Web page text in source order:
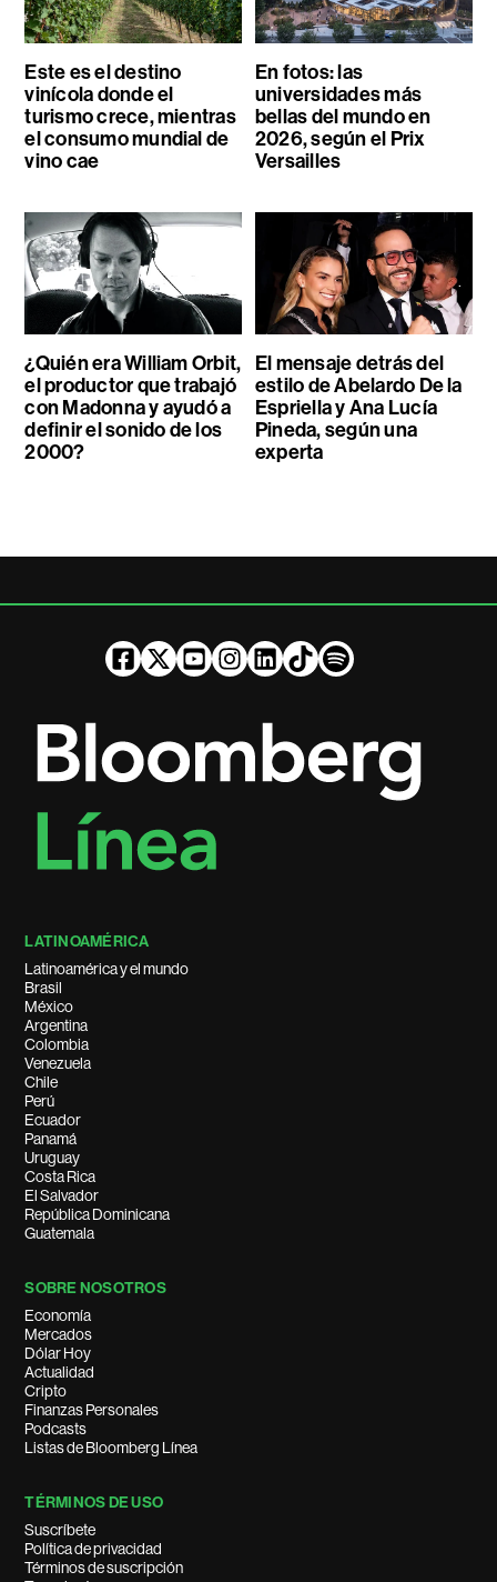
Este es el destino
vinícola donde el
turismo crece, mientras
el consumo mundial de
vino cae
En fotos: las
universidades más
bellas del mundo en
2026, según el Prix
Versailles
¿Quién era William Orbit,
el productor que trabajó
con Madonna y ayudó a
definir el sonido de los
2000?
El mensaje detrás del
estilo de Abelardo De la
Espriella y Ana Lucía
Pineda, según una
experta
LATINOAMÉRICA
Latinoamérica y el mundo
Brasil
México
Argentina
Colombia
Venezuela
Chile
Perú
Ecuador
Panamá
Uruguay
Costa Rica
El Salvador
República Dominicana
Guatemala
SOBRE NOSOTROS
Economía
Mercados
Dólar Hoy
Actualidad
Cripto
Finanzas Personales
Podcasts
Listas de Bloomberg Línea
TÉRMINOS DE USO
Suscríbete
Política de privacidad
Términos de suscripción